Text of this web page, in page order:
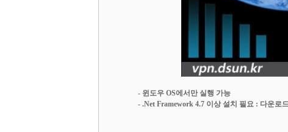
- 윈도우 OS에서만 실행 가능
- .Net Framework 4.7 이상 설치 필요 : 다운로